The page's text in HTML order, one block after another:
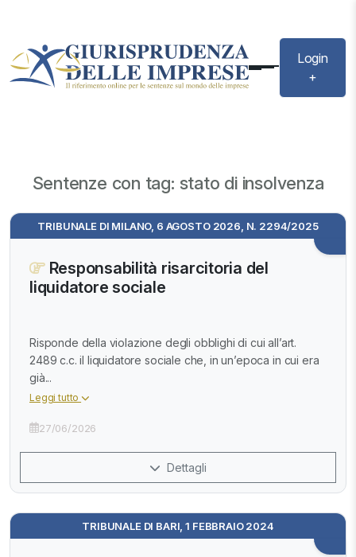
Login
+
Sentenze con tag: stato di insolvenza
TRIBUNALE DI MILANO, 6 AGOSTO 2026, N. 2294/2025
Responsabilità risarcitoria del
liquidatore sociale
Risponde della violazione degli obblighi di cui all’art.
2489 c.c. il liquidatore sociale che, in un’epoca in cui era
già...
Leggi tutto
27/06/2026
Dettagli
TRIBUNALE DI BARI, 1 FEBBRAIO 2024